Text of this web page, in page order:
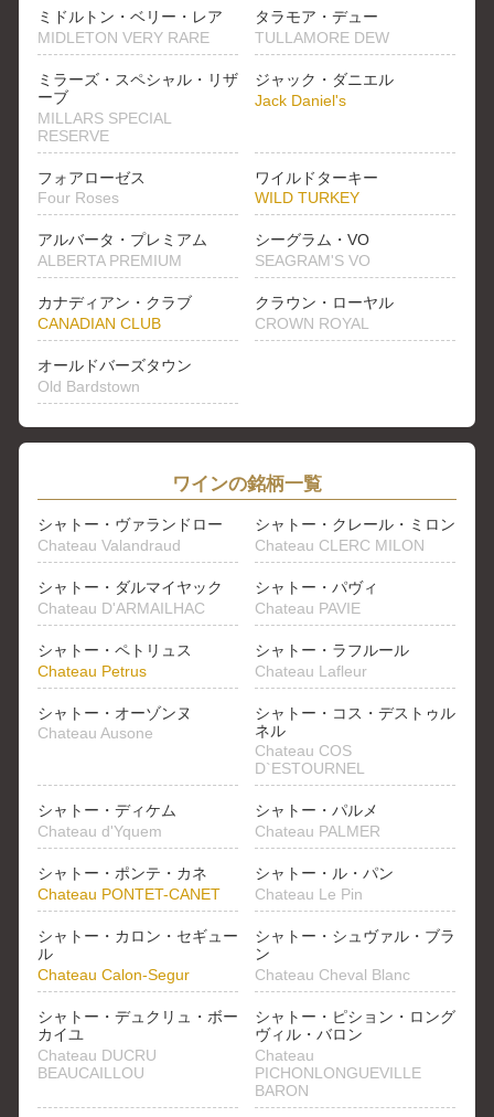
ミドルトン・ベリー・レア
MIDLETON VERY RARE
タラモア・デュー
TULLAMORE DEW
ミラーズ・スペシャル・リザ
ーブ
MILLARS SPECIAL
RESERVE
ジャック・ダニエル
Jack Daniel's
フォアローゼス
Four Roses
ワイルドターキー
WILD TURKEY
アルバータ・プレミアム
ALBERTA PREMIUM
シーグラム・VO
SEAGRAM'S VO
カナディアン・クラブ
CANADIAN CLUB
クラウン・ローヤル
CROWN ROYAL
オールドバーズタウン
Old Bardstown
ワインの銘柄一覧
シャトー・ヴァランドロー
Chateau Valandraud
シャトー・クレール・ミロン
Chateau CLERC MILON
シャトー・ダルマイヤック
Chateau D'ARMAILHAC
シャトー・パヴィ
Chateau PAVIE
シャトー・ペトリュス
Chateau Petrus
シャトー・ラフルール
Chateau Lafleur
シャトー・オーゾンヌ
Chateau Ausone
シャトー・コス・デストゥル
ネル
Chateau COS
D`ESTOURNEL
シャトー・ディケム
Chateau d'Yquem
シャトー・パルメ
Chateau PALMER
シャトー・ポンテ・カネ
Chateau PONTET-CANET
シャトー・ル・パン
Chateau Le Pin
シャトー・カロン・セギュー
ル
Chateau Calon-Segur
シャトー・シュヴァル・ブラ
ン
Chateau Cheval Blanc
シャトー・デュクリュ・ボー
カイユ
Chateau DUCRU
BEAUCAILLOU
シャトー・ピション・ロング
ヴィル・バロン
Chateau
PICHONLONGUEVILLE
BARON